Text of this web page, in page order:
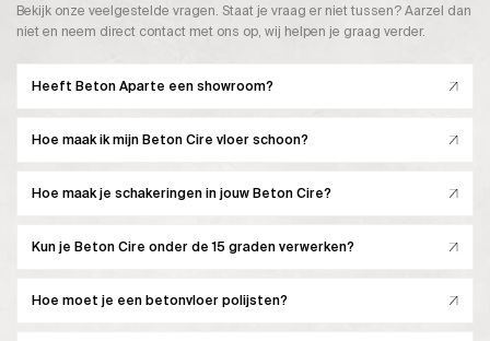
Bekijk onze veelgestelde vragen. Staat je vraag er niet tussen? Aarzel dan
niet en neem direct contact met ons op, wij helpen je graag verder.
Heeft Beton Aparte een showroom?
Hoe maak ik mijn Beton Cire vloer schoon?
Hoe maak je schakeringen in jouw Beton Cire?
Kun je Beton Cire onder de 15 graden verwerken?
Hoe moet je een betonvloer polijsten?